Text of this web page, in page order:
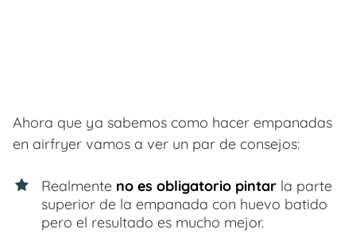
Ahora que ya sabemos como hacer empanadas
en airfryer vamos a ver un par de consejos:
Realmente no es obligatorio pintar la parte
superior de la empanada con huevo batido
pero el resultado es mucho mejor.